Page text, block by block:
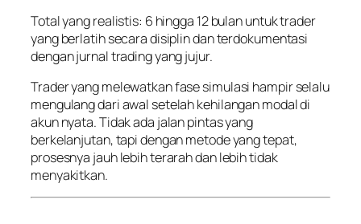
Total yang realistis: 6 hingga 12 bulan untuk trader
yang berlatih secara disiplin dan terdokumentasi
dengan jurnal trading yang jujur.
Trader yang melewatkan fase simulasi hampir selalu
mengulang dari awal setelah kehilangan modal di
akun nyata. Tidak ada jalan pintas yang
berkelanjutan, tapi dengan metode yang tepat,
prosesnya jauh lebih terarah dan lebih tidak
menyakitkan.